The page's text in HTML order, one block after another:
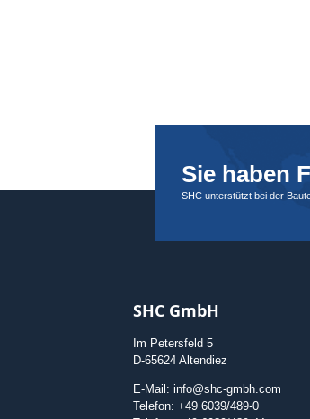
Sie haben
SHC unterstützt bei der
SHC GmbH
Im Petersfeld 5
D-65624 Altendiez
E-Mail: info@shc-gmbh.com
Telefon: +49 6039/489-0